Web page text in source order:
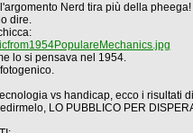
Nerd tira più della pheega!
dire.
lo si pensava nel 1954.
vs handicap, ecco i risultati
LO PUBBLICO PER